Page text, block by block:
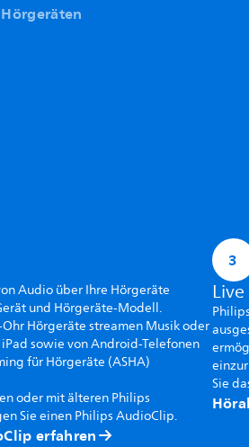
Audio über Ihre Hörgeräte
und Hörgeräte-Modell.
Hörgeräte streamen Musik oder
sowie von Android-Telefonen
für Hörgeräte (ASHA)
oder mit älteren Philips
Sie einen Philips AudioClip.
erfahren
3
Sie